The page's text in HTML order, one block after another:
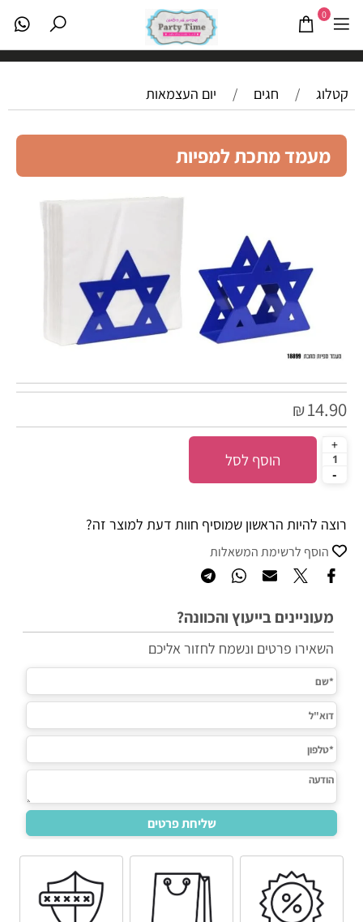
0
קטלוג / חגים / יום העצמאות
מעמד מתכת למפיות
₪14.90
הוסף לסל
רוצה להיות הראשון שמוסיף חוות דעת למוצר זה?
הוסף לרשימת המשאלות
מעוניינים בייעוץ והכוונה?
השאירו פרטים ונשמח לחזור אליכם